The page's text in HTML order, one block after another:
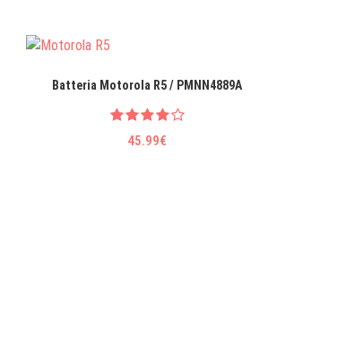
Batteria Motorola R5 / PMNN4889A
45.99€